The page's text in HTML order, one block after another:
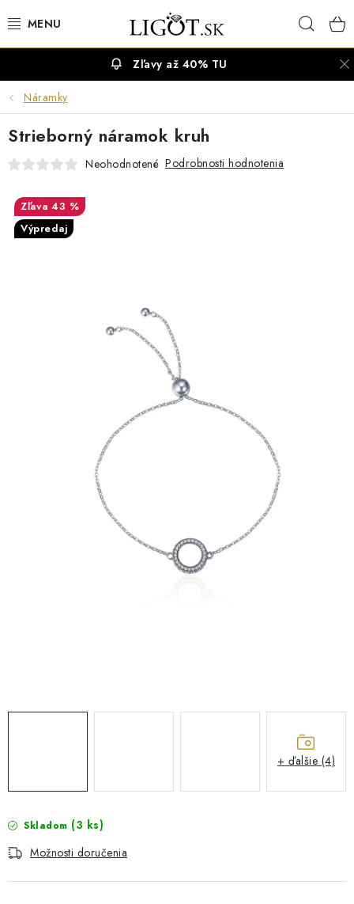
na
NÁUŠNICE
NÁHRDELNÍKY
PRSTENE
Doprava a platba
Kontakt
Obchodné podmienky
Zľavy až 40% TU
Náramky
Skladom (3 ks)
Možnosti doručenia
Strieborný náramok kruh
Neohodnotené Podrobnosti hodnotenia
43 %
Výpredaj
+ ďalšie (4)